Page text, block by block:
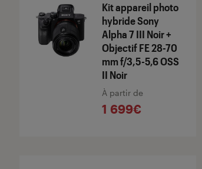
Kit appareil photo
hybride Sony
Alpha 7 III Noir +
Objectif FE 28-70
mm f/3,5-5,6 OSS
II Noir
À partir de
1 699€